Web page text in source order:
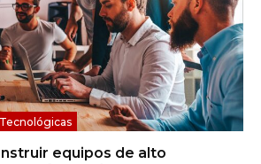
equipos de alto